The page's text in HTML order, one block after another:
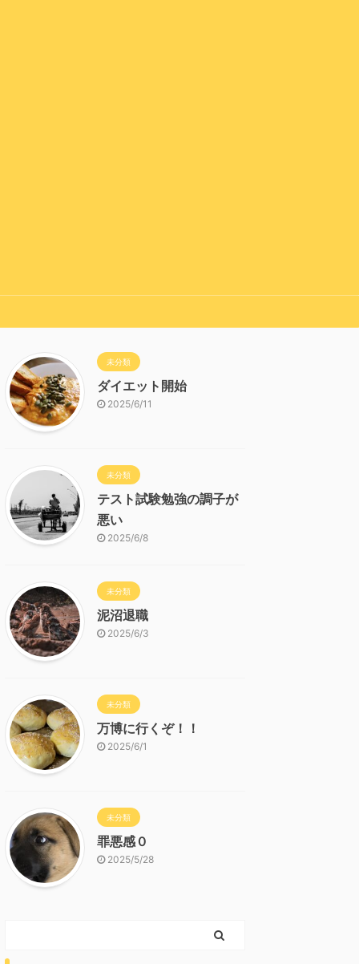
未分類
ダイエット開始
2025/6/11
未分類
テスト試験勉強の調子が
悪い
2025/6/8
未分類
泥沼退職
2025/6/3
未分類
万博に行くぞ！！
2025/6/1
未分類
罪悪感０
2025/5/28